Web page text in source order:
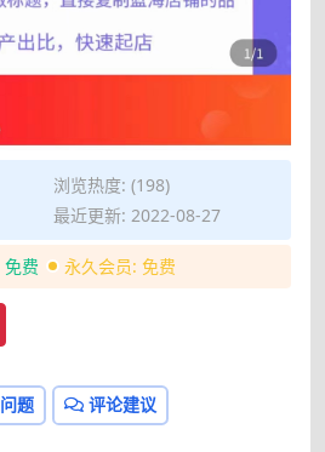
浏览热度: (198)
最近更新: 2022-08-27
免费 永久会员: 免费
题 评论建议